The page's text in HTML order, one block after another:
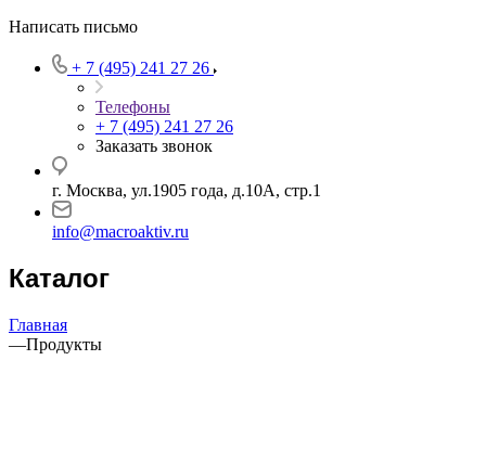
Написать письмо
+ 7 (495) 241 27 26
Телефоны
+ 7 (495) 241 27 26
Заказать звонок
г. Москва, ул.1905 года, д.10А, стр.1
info@macroaktiv.ru
Каталог
Главная
—Продукты